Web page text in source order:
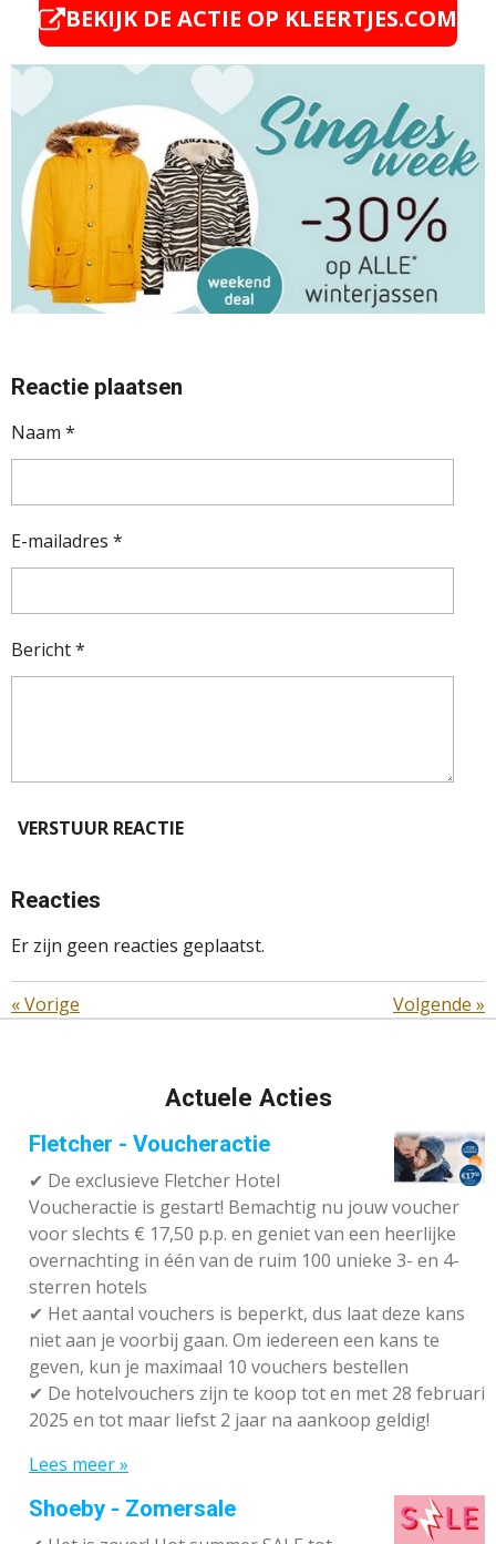
BEKIJK DE ACTIE OP KLEERTJES.COM
Reactie plaatsen
Naam *
E-mailadres *
Bericht *
VERSTUUR REACTIE
Reacties
Er zijn geen reacties geplaatst.
«Vorige Volgende »
Actuele Acties
Fletcher - Voucheractie
✔ De exclusieve Fletcher Hotel
Voucheractie is gestart! Bemachtig nu jouw voucher
voor slechts € 17,50 p.p. en geniet van een heerlijke
overnachting in één van de ruim 100 unieke 3- en 4-
sterren hotels
✔ Het aantal vouchers is beperkt, dus laat deze kans
niet aan je voorbij gaan. Om iedereen een kans te
geven, kun je maximaal 10 vouchers bestellen
✔ De hotelvouchers zijn te koop tot en met 28 februari
2025 en tot maar liefst 2 jaar na aankoop geldig!
Lees meer »
Shoeby - Zomersale